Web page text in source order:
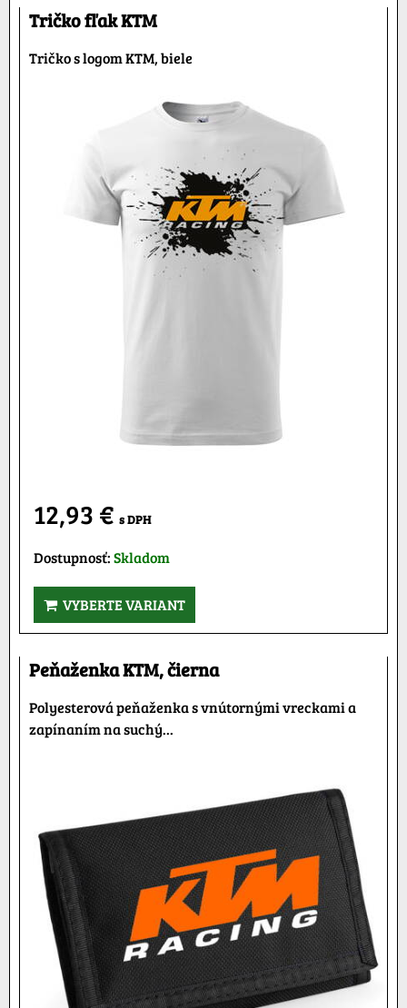
Tričko fľak KTM
Tričko s logom KTM, biele
12,93 € s DPH
Dostupnosť:Skladom
VYBERTE VARIANT
Peňaženka KTM, čierna
Polyesterová peňaženka s vnútornými vreckami a
zapínaním na suchý...